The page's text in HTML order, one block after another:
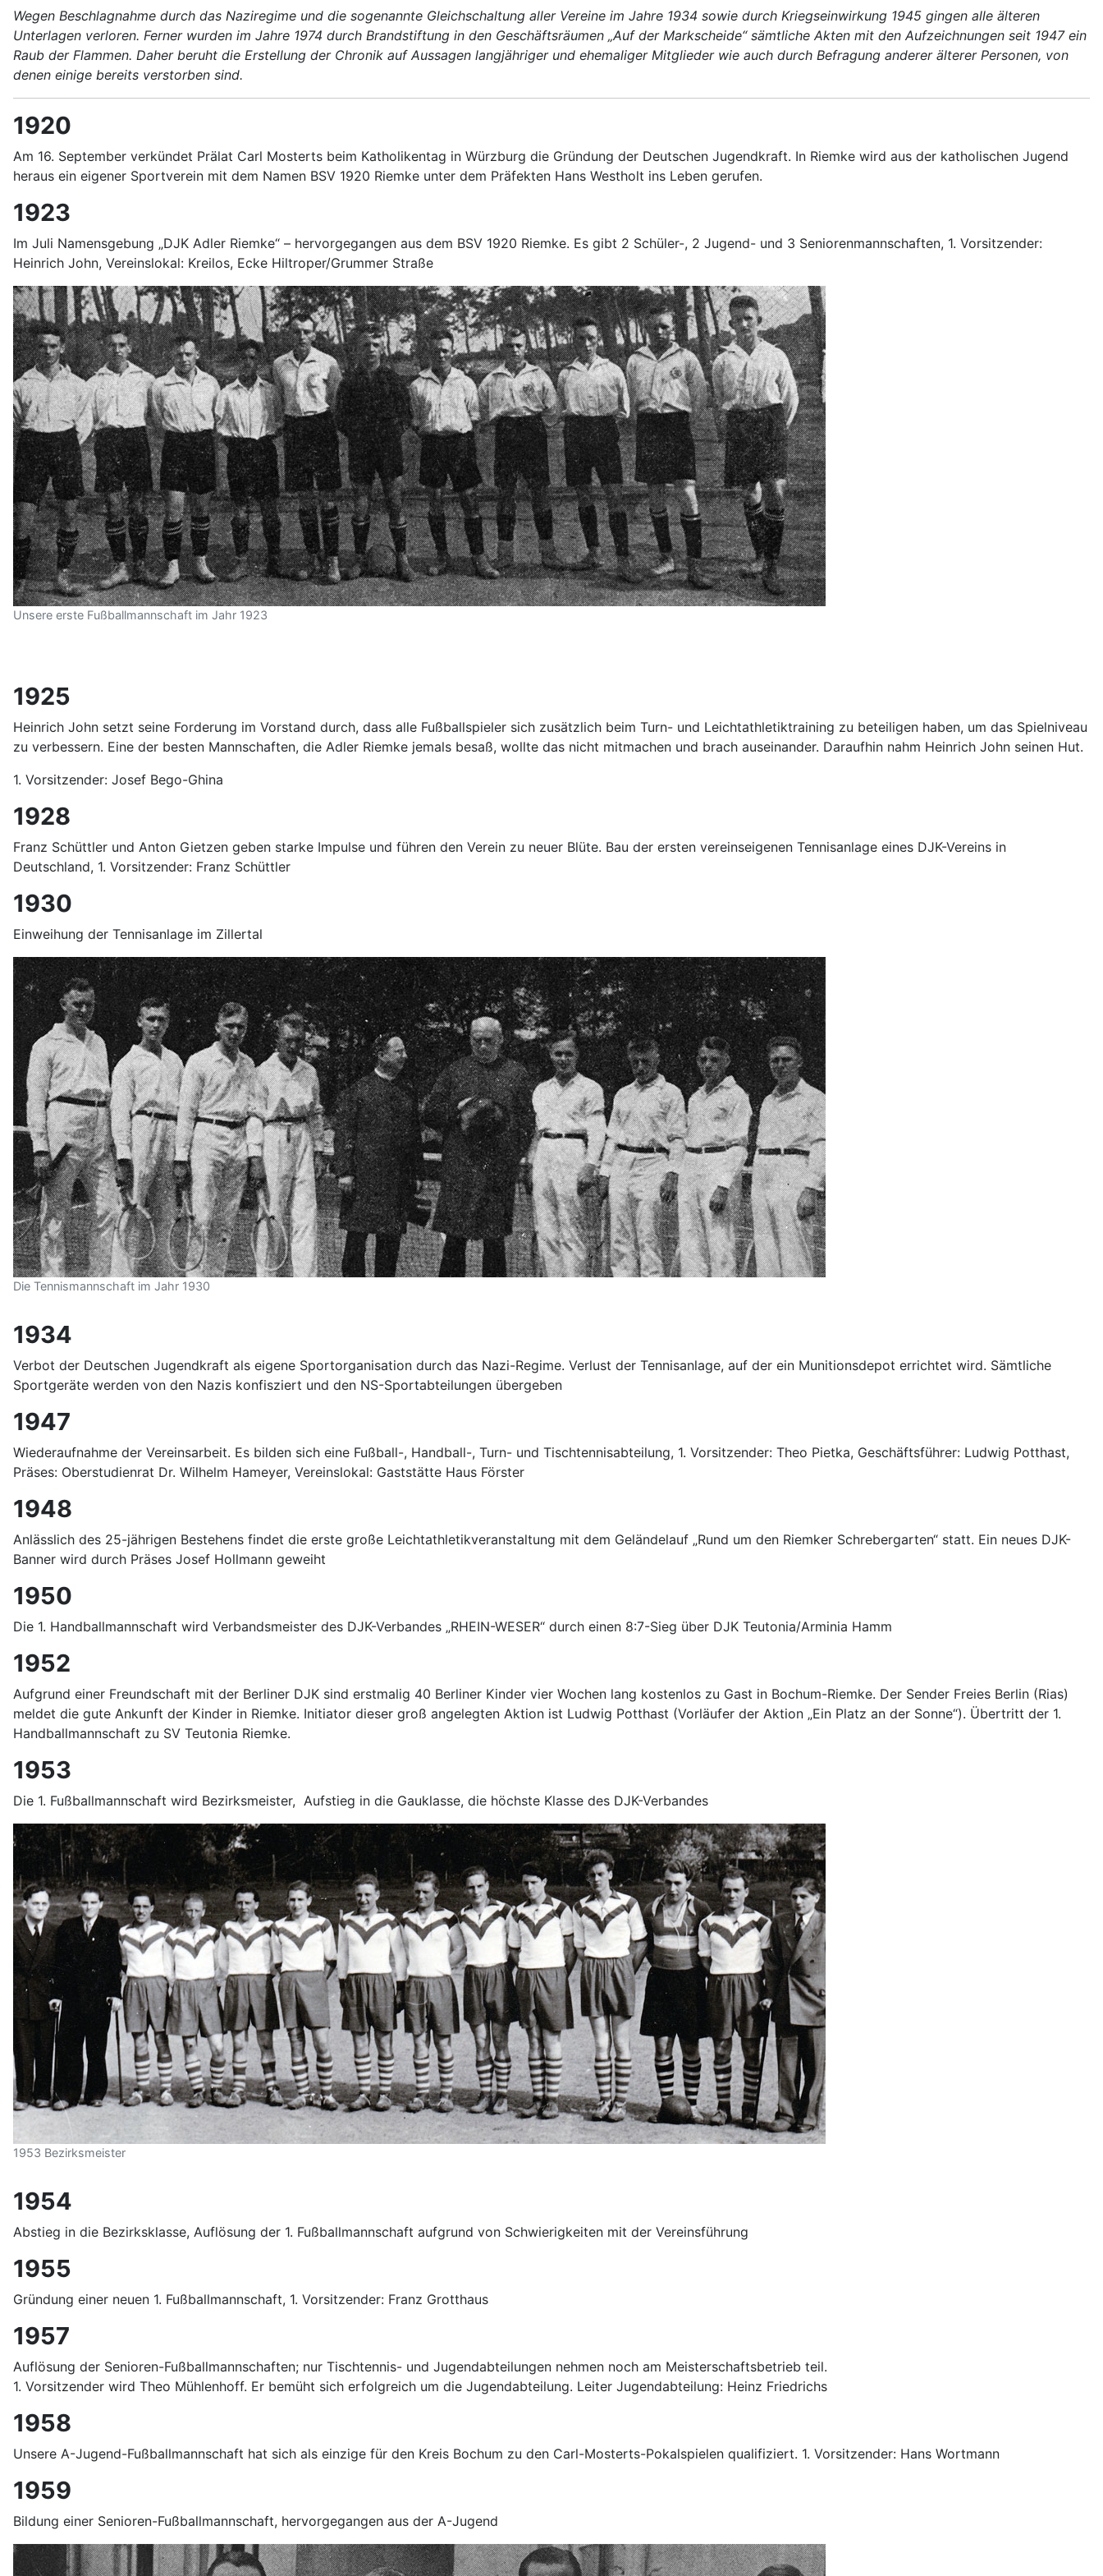
Wegen Beschlagnahme durch das Naziregime und die sogenannte Gleichschaltung aller Vereine im Jahre 1934 sowie durch Kriegseinwirkung 1945 gingen alle älteren
Unterlagen verloren. Ferner wurden im Jahre 1974 durch Brandstiftung in den Geschäftsräumen „Auf der Markscheide“ sämtliche Akten mit den Aufzeichnungen seit 1947 ein
Raub der Flammen. Daher beruht die Erstellung der Chronik auf Aussagen langjähriger und ehemaliger Mitglieder wie auch durch Befragung anderer älterer Personen, von
denen einige bereits verstorben sind.
1920
Am 16. September verkündet Prälat Carl Mosterts beim Katholikentag in Würzburg die Gründung der Deutschen Jugendkraft. In Riemke wird aus der katholischen Jugend
heraus ein eigener Sportverein mit dem Namen BSV 1920 Riemke unter dem Präfekten Hans Westholt ins Leben gerufen.
1923
Im Juli Namensgebung „DJK Adler Riemke“ – hervorgegangen aus dem BSV 1920 Riemke. Es gibt 2 Schüler-, 2 Jugend- und 3 Seniorenmannschaften, 1. Vorsitzender:
Heinrich John, Vereinslokal: Kreilos, Ecke Hiltroper/Grummer Straße
Unsere erste Fußballmannschaft im Jahr 1923
1925
Heinrich John setzt seine Forderung im Vorstand durch, dass alle Fußballspieler sich zusätzlich beim Turn- und Leichtathletiktraining zu beteiligen haben, um das Spielniveau
zu verbessern. Eine der besten Mannschaften, die Adler Riemke jemals besaß, wollte das nicht mitmachen und brach auseinander. Daraufhin nahm Heinrich John seinen Hut.
1. Vorsitzender: Josef Bego-Ghina
1928
Franz Schüttler und Anton Gietzen geben starke Impulse und führen den Verein zu neuer Blüte. Bau der ersten vereinseigenen Tennisanlage eines DJK-Vereins in
Deutschland, 1. Vorsitzender: Franz Schüttler
1930
Einweihung der Tennisanlage im Zillertal
Die Tennismannschaft im Jahr 1930
1934
Verbot der Deutschen Jugendkraft als eigene Sportorganisation durch das Nazi-Regime. Verlust der Tennisanlage, auf der ein Munitionsdepot errichtet wird. Sämtliche
Sportgeräte werden von den Nazis konfisziert und den NS-Sportabteilungen übergeben
1947
Wiederaufnahme der Vereinsarbeit. Es bilden sich eine Fußball-, Handball-, Turn- und Tischtennisabteilung, 1. Vorsitzender: Theo Pietka, Geschäftsführer: Ludwig Potthast,
Präses: Oberstudienrat Dr. Wilhelm Hameyer, Vereinslokal: Gaststätte Haus Förster
1948
Anlässlich des 25-jährigen Bestehens findet die erste große Leichtathletikveranstaltung mit dem Geländelauf „Rund um den Riemker Schrebergarten“ statt. Ein neues DJK-
Banner wird durch Präses Josef Hollmann geweiht
1950
Die 1. Handballmannschaft wird Verbandsmeister des DJK-Verbandes „RHEIN-WESER“ durch einen 8:7-Sieg über DJK Teutonia/Arminia Hamm
1952
Aufgrund einer Freundschaft mit der Berliner DJK sind erstmalig 40 Berliner Kinder vier Wochen lang kostenlos zu Gast in Bochum-Riemke. Der Sender Freies Berlin (Rias)
meldet die gute Ankunft der Kinder in Riemke. Initiator dieser groß angelegten Aktion ist Ludwig Potthast (Vorläufer der Aktion „Ein Platz an der Sonne“). Übertritt der 1.
Handballmannschaft zu SV Teutonia Riemke.
1953
Die 1. Fußballmannschaft wird Bezirksmeister, Aufstieg in die Gauklasse, die höchste Klasse des DJK-Verbandes
1953 Bezirksmeister
1954
Abstieg in die Bezirksklasse, Auflösung der 1. Fußballmannschaft aufgrund von Schwierigkeiten mit der Vereinsführung
1955
Gründung einer neuen 1. Fußballmannschaft, 1. Vorsitzender: Franz Grotthaus
1957
Auflösung der Senioren-Fußballmannschaften; nur Tischtennis- und Jugendabteilungen nehmen noch am Meisterschaftsbetrieb teil.
1. Vorsitzender wird Theo Mühlenhoff. Er bemüht sich erfolgreich um die Jugendabteilung. Leiter Jugendabteilung: Heinz Friedrichs
1958
Unsere A-Jugend-Fußballmannschaft hat sich als einzige für den Kreis Bochum zu den Carl-Mosterts-Pokalspielen qualifiziert. 1. Vorsitzender: Hans Wortmann
1959
Bildung einer Senioren-Fußballmannschaft, hervorgegangen aus der A-Jugend